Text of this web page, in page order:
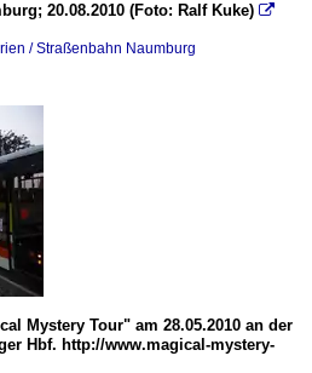
20.08.2010 (Foto: Ralf Kuke) 
/ Straßenbahn Naumburg
Mystery Tour" am 28.05.2010 an der
Hbf. http://www.magical-mystery-